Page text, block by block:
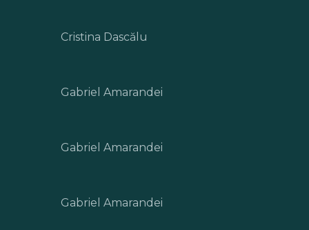
Cristina Dascălu
Gabriel Amarandei
Gabriel Amarandei
Gabriel Amarandei